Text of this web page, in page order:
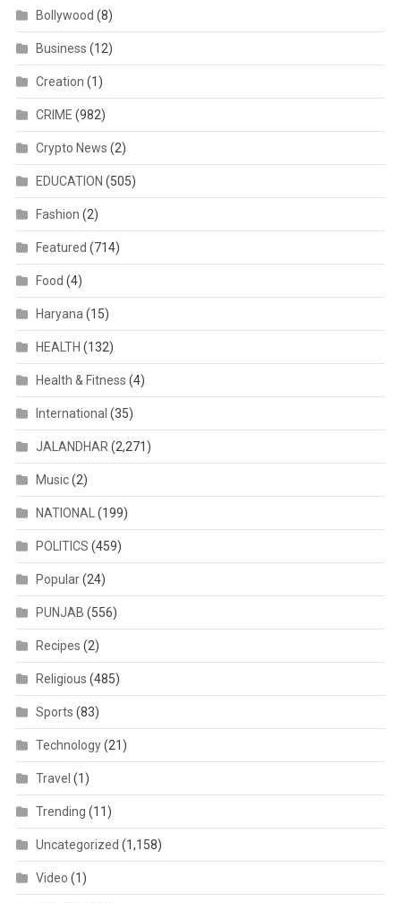
Bollywood (8)
Business (12)
Creation (1)
CRIME (982)
Crypto News (2)
EDUCATION (505)
Fashion (2)
Featured (714)
Food (4)
Haryana(15)
HEALTH (132)
Health & Fitness (4)
International (35)
JALANDHAR(2,271)
Music(2)
NATIONAL(199)
POLITICS (459)
Popular(24)
PUNJAB (556)
Recipes (2)
Religious (485)
Sports (83)
Technology(21)
Travel (1)
Trending (11)
Uncategorized (1,158)
Video (1)